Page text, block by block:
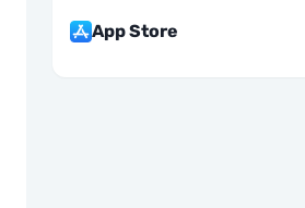
App Store